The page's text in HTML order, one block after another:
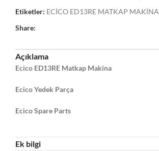
Etiketler: ECİCO ED13RE MATKAP MAKİNA
Share:
Açıklama
Ecico ED13RE Matkap Makina
Ecico Yedek Parça
Ecico Spare Parts
Ek bilgi